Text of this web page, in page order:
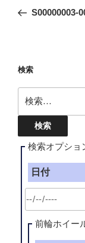
ナ
ー
シ
ョ
ン
の
S00000003-
検索
索:
検索オプショ
日付
前輪ホイー